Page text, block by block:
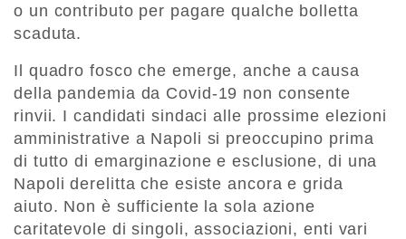
o un contributo per pagare qualche bolletta
scaduta.
Il quadro fosco che emerge, anche a causa
della pandemia da Covid-19 non consente
rinvii. I candidati sindaci alle prossime elezioni
amministrative a Napoli si preoccupino prima
di tutto di emarginazione e esclusione, di una
Napoli derelitta che esiste ancora e grida
aiuto. Non è sufficiente la sola azione
caritatevole di singoli, associazioni, enti vari